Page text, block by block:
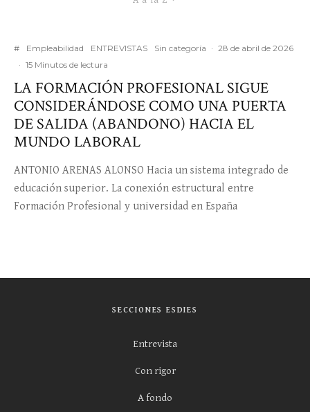
# Empleabilidad ENTREVISTAS Sin categoría · 28 de abril de 2026
· 15 Minutos de lectura
LA FORMACIÓN PROFESIONAL SIGUE
CONSIDERÁNDOSE COMO UNA PUERTA
DE SALIDA (ABANDONO) HACIA EL
MUNDO LABORAL
ANTONIO ARENAS ALONSO Hacia un sistema integrado de
educación superior. La conexión estructural entre
Formación Profesional y universidad en España
SECCIONES ESDIES
Entrevista
Con rigor
A fondo